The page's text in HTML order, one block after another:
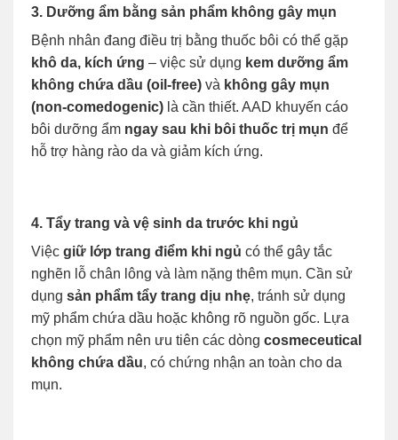
3. Dưỡng ẩm bằng sản phẩm không gây mụn
Bệnh nhân đang điều trị bằng thuốc bôi có thể gặp
khô da, kích ứng – việc sử dụng kem dưỡng ẩm
không chứa dầu (oil-free) và không gây mụn
(non-comedogenic) là cần thiết. AAD khuyến cáo
bôi dưỡng ẩm ngay sau khi bôi thuốc trị mụn để
hỗ trợ hàng rào da và giảm kích ứng.
4. Tẩy trang và vệ sinh da trước khi ngủ
Việc giữ lớp trang điểm khi ngủ có thể gây tắc
nghẽn lỗ chân lông và làm nặng thêm mụn. Cần sử
dụng sản phẩm tẩy trang dịu nhẹ, tránh sử dụng
mỹ phẩm chứa dầu hoặc không rõ nguồn gốc. Lựa
chọn mỹ phẩm nên ưu tiên các dòng cosmeceutical
không chứa dầu, có chứng nhận an toàn cho da
mụn.